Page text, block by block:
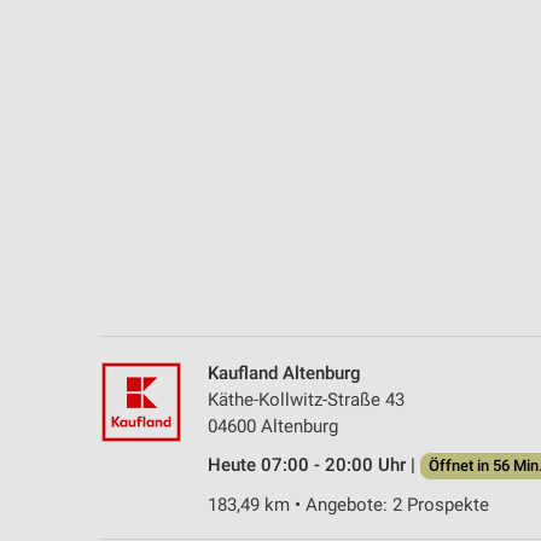
Kaufland Altenburg
Käthe-Kollwitz-Straße 43
04600 Altenburg
Heute 07:00 - 20:00 Uhr |
Öffnet in 56 Min.
183,49 km • Angebote: 2 Prospekte
Performance